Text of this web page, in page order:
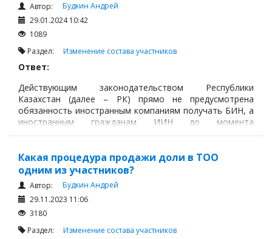
Автор:
Будкин Андрей
29.01.2024 10:42
1089
Раздел: Изменение состава участников
Ответ:
Действующим законодательством Республики
Казахстан (далее – РК) прямо не предусмотрена
обязанность иностранным компаниям получать БИН, а
иностранным гражданам ИИН до момента
приобретения доли участия в ТОО и проведения сделки
Какая процедура продажи доли в ТОО
одним из участников?
Автор:
Будкин Андрей
29.11.2023 11:06
3180
Раздел: Изменение состава участников